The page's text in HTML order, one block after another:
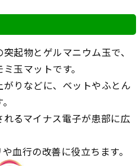
起物とゲルマニウム玉で、
玉マットです。
りなどに、ベットやふとん
るマイナス電子が患部に広
血行の改善に役立ちます。